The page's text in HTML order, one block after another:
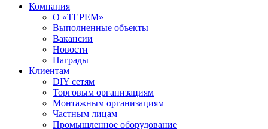
Компания
О «ТЕРЕМ»
Выполненные объекты
Вакансии
Новости
Награды
Клиентам
DIY сетям
Торговым организациям
Монтажным организациям
Частным лицам
Промышленное оборудование